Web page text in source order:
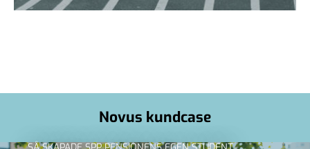
Novus kundcase